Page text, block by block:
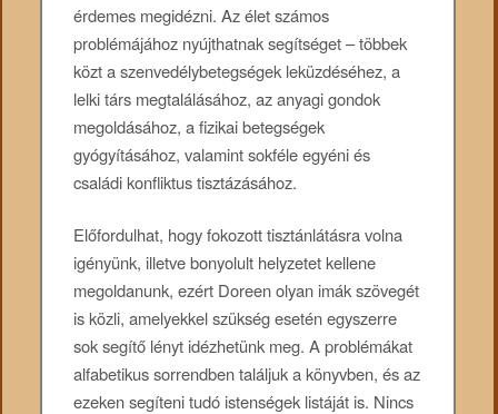
érdemes megidézni. Az élet számos
problémájához nyújthatnak segítséget – többek
közt a szenvedélybetegségek leküzdéséhez, a
lelki társ megtalálásához, az anyagi gondok
megoldásához, a fizikai betegségek
gyógyításához, valamint sokféle egyéni és
családi konfliktus tisztázásához.
Előfordulhat, hogy fokozott tisztánlátásra volna
igényünk, illetve bonyolult helyzetet kellene
megoldanunk, ezért Doreen olyan imák szövegét
is közli, amelyekkel szükség esetén egyszerre
sok segítő lényt idézhetünk meg. A problémákat
alfabetikus sorrendben találjuk a könyvben, és az
ezeken segíteni tudó istenségek listáját is. Nincs